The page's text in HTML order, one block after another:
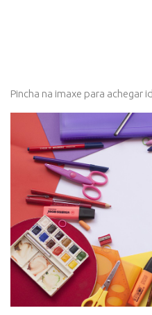
Pincha na imaxe para achegar